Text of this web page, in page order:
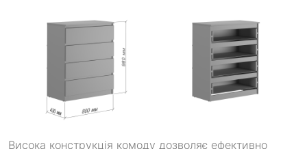
Висока конструкція комоду дозволяє ефективно